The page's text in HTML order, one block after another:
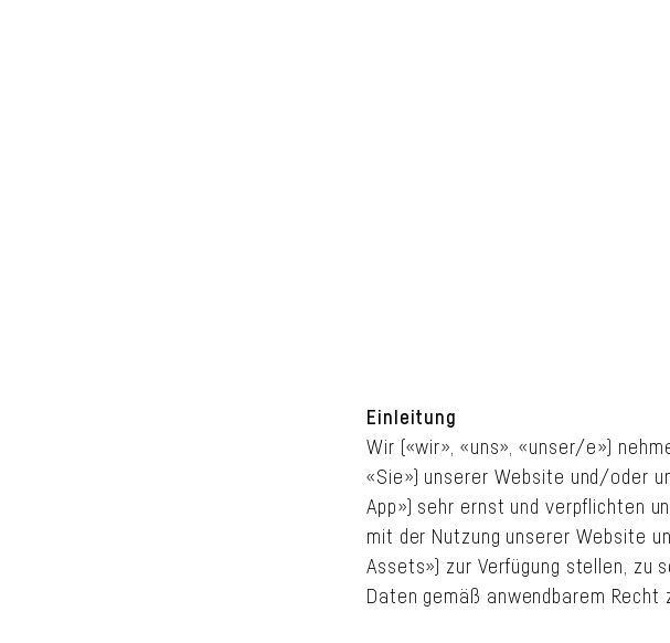
Einleitung
Wir («wir», «uns», «unser/e»)
«Sie») unserer Website und/oder
App») sehr ernst und verpflichten
mit der Nutzung unserer Website
Assets») zur Verfügung stellen, zu
Daten gemäß anwendbarem Recht